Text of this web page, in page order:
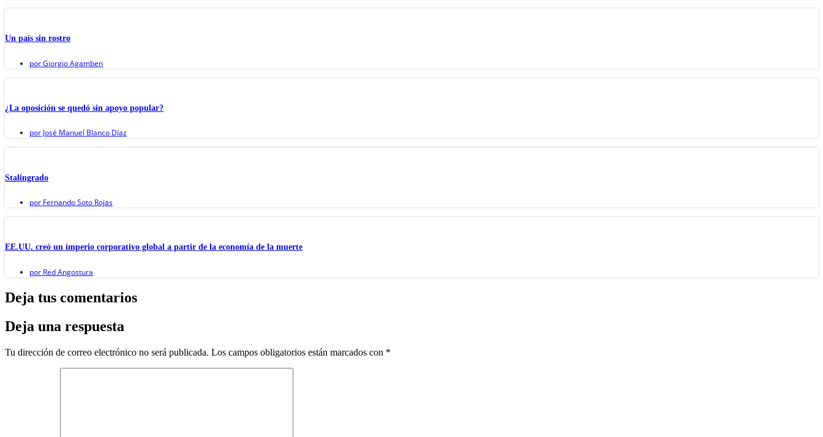
Un país sin rostro
porGiorgio Agamben
¿La oposición se quedó sin apoyo popular?
por José Manuel Blanco Díaz
Stalingrado
por Fernando Soto Rojas
EE.UU. creó un imperio corporativo global a partir de la economía de la muerte
por Red Angostura
Deja tus comentarios
Deja una respuesta
Tu dirección de correo electrónico no será publicada. Los campos obligatorios están marcados con *